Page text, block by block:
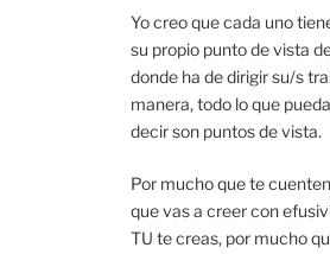
Yo creo que cada uno
su propio punto de vista
donde ha de dirigir su/s
manera, todo lo que
decir son puntos de vista.
Por mucho que te
que vas a creer con
TU te creas, por mucho